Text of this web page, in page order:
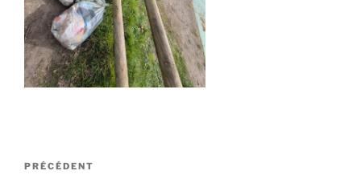
Navigation
Article
PRÉCÉDENT